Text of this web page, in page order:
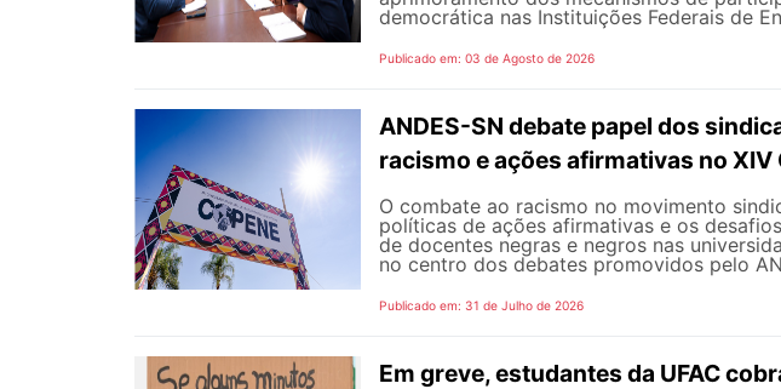
democrática nas Instituições Federais de
Publicado em: 03 de Agosto de 2026
ANDES-SN debate papel dos
racismo e ações afirmativas no XIV
O combate ao racismo no movimento
políticas de ações afirmativas e os
de docentes negras e negros nas
no centro dos debates promovidos pelo
Publicado em: 31 de Julho de 2026
Em greve, estudantes da UFAC